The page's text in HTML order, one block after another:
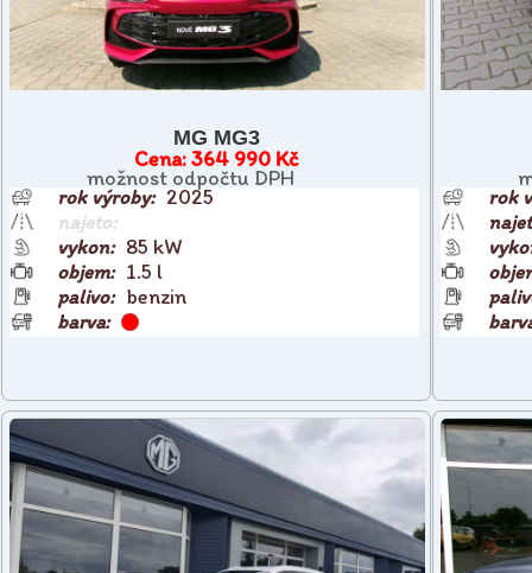
MG MG3
364 990 Kč
možnost odpočtu DPH
2025
85 kW
1.5 l
benzin